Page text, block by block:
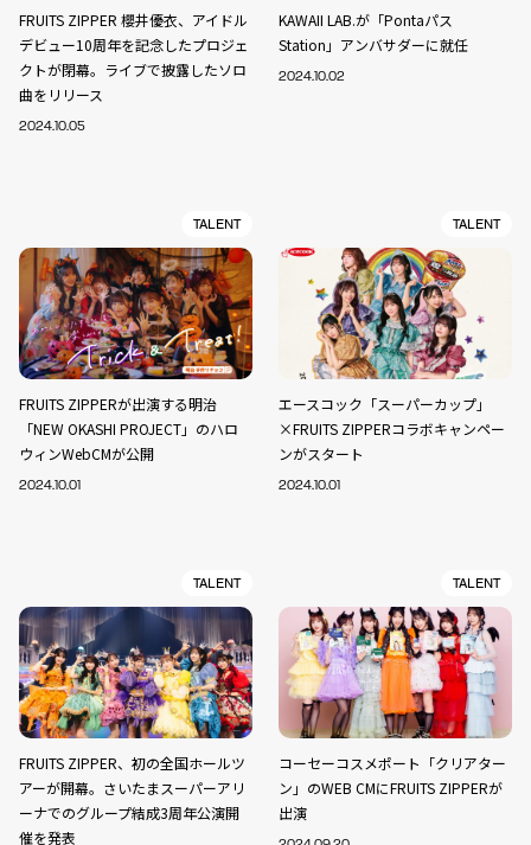
FRUITS ZIPPER 櫻井優衣、アイドル
デビュー10周年を記念したプロジェ
クトが閉幕。ライブで披露したソロ
曲をリリース
2024.10.05
KAWAII LAB.が「Pontaパス
Station」アンバサダーに就任
2024.10.02
TALENT
FRUITS ZIPPERが出演する明治
「NEW OKASHI PROJECT」のハロ
ウィンWebCMが公開
2024.10.01
TALENT
エースコック「スーパーカップ」
×FRUITS ZIPPERコラボキャンペー
ンがスタート
2024.10.01
TALENT
FRUITS ZIPPER、初の全国ホールツ
アーが開幕。さいたまスーパーアリ
ーナでのグループ結成3周年公演開
催を発表
TALENT
コーセーコスメポート「クリアター
ン」のWEB CMにFRUITS ZIPPERが
出演